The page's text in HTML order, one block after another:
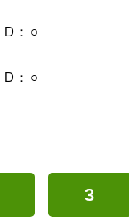
○
○
3